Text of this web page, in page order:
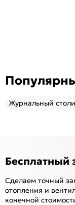
Журнальный
Бесплатный
Сделаем точный
отопления и
конечной